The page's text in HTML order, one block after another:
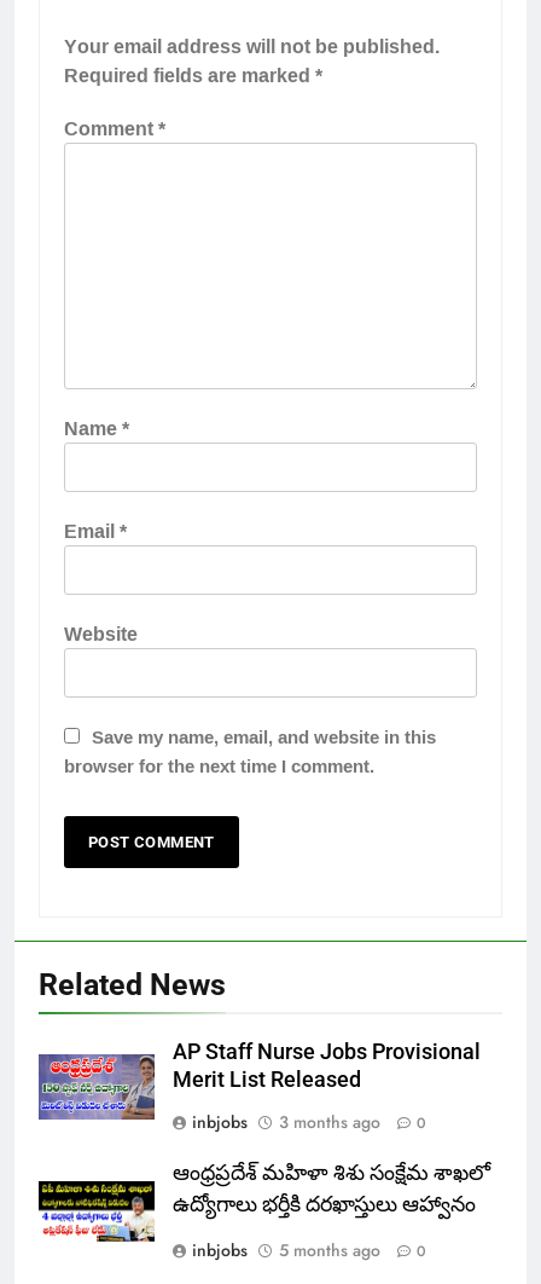
Your email address will not be published.
Required fields are marked*
Comment*
Name*
Email*
Website
Save my name, email, and website in this
browser for the next time I comment.
Related News
AP Staff Nurse Jobs Provisional
Merit List Released
inbjobs
3 months ago 0
ఆంధ్రప్రదేశ్ మహిళా శిశు సంక్షేమ శాఖలో
ఉద్యోగాలు భర్తీకి దరఖాస్తులు ఆహ్వానం
inbjobs
5 months ago 0